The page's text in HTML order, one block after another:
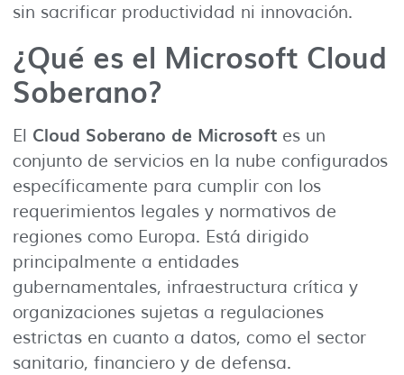
sin sacrificar productividad ni innovación.
¿Qué es el Microsoft Cloud
Soberano?
El Cloud Soberano de Microsoft es un
conjunto de servicios en la nube configurados
específicamente para cumplir con los
requerimientos legales y normativos de
regiones como Europa. Está dirigido
principalmente a entidades
gubernamentales, infraestructura crítica y
organizaciones sujetas a regulaciones
estrictas en cuanto a datos, como el sector
sanitario, financiero y de defensa.